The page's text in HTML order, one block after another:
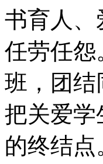
书育人、
任劳任怨
班，团结
把关爱学
的终结